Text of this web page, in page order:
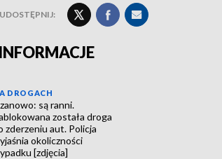
UDOSTĘPNIJ:
DROGACH
są ranni.
została droga
zderzeniu aut. Policja
okoliczności
[zdjęcia]